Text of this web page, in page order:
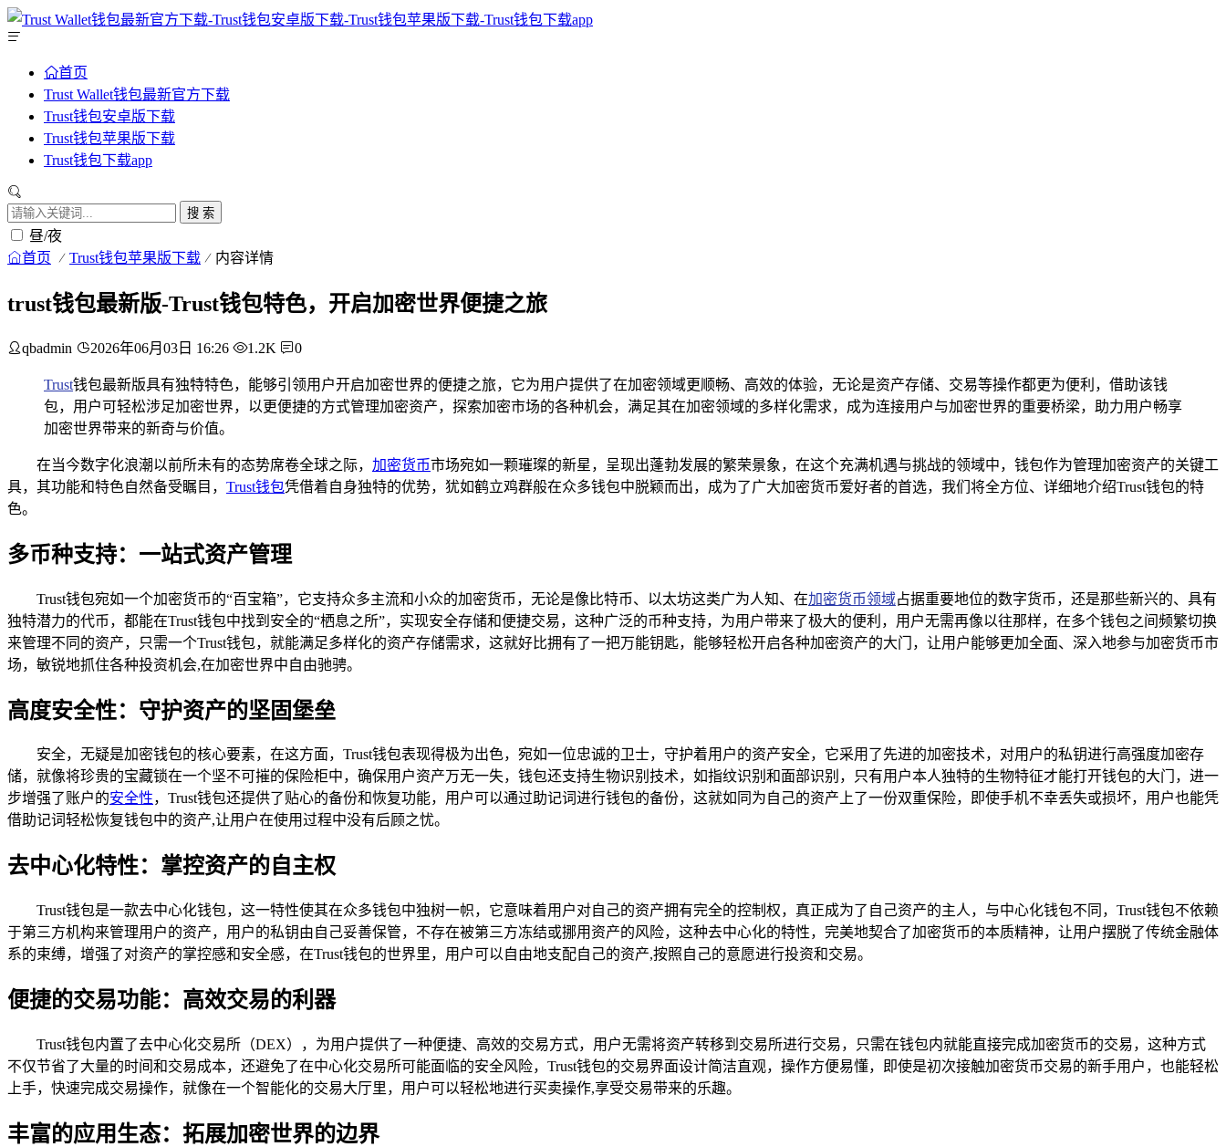
首页
Trust Wallet钱包最新官方下载
Trust钱包安卓版下载
Trust钱包苹果版下载
Trust钱包下载app
搜 索
昼/夜
首页 Trust钱包苹果版下载 内容详情
trust钱包最新版-Trust钱包特色，开启加密世界便捷之旅
qbadmin 2026年06月03日 16:26 1.2K 0
Trust钱包最新版具有独特特色，能够引领用户开启加密世界的便捷之旅，它为用户提供了在加密领域更顺畅、高效的体验，无论是资产存储、交易等操作都更为便利，借助该钱
包，用户可轻松涉足加密世界，以更便捷的方式管理加密资产，探索加密市场的各种机会，满足其在加密领域的多样化需求，成为连接用户与加密世界的重要桥梁，助力用户畅享
加密世界带来的新奇与价值。
在当今数字化浪潮以前所未有的态势席卷全球之际， 加密货币市场宛如一颗璀璨的新星，呈现出蓬勃发展的繁荣景象，在这个充满机遇与挑战的领域中，钱包作为管理加密资产的关键工
具，其功能和特色自然备受瞩目， Trust钱包凭借着自身独特的优势，犹如鹤立鸡群般在众多钱包中脱颖而出，成为了广大加密货币爱好者的首选，我们将全方位、详细地介绍Trust钱包的特
色。
多币种支持：一站式资产管理
Trust钱包宛如一个加密货币的“百宝箱”，它支持众多主流和小众的加密货币，无论是像比特币、以太坊这类广为人知、在加密货币领域占据重要地位的数字货币，还是那些新兴的、具有
独特潜力的代币，都能在Trust钱包中找到安全的“栖息之所”，实现安全存储和便捷交易，这种广泛的币种支持，为用户带来了极大的便利，用户无需再像以往那样，在多个钱包之间频繁切换
来管理不同的资产，只需一个Trust钱包，就能满足多样化的资产存储需求，这就好比拥有了一把万能钥匙，能够轻松开启各种加密资产的大门，让用户能够更加全面、深入地参与加密货币市
场，敏锐地抓住各种投资机会,在加密世界中自由驰骋。
高度安全性：守护资产的坚固堡垒
安全，无疑是加密钱包的核心要素，在这方面，Trust钱包表现得极为出色，宛如一位忠诚的卫士，守护着用户的资产安全，它采用了先进的加密技术，对用户的私钥进行高强度加密存
储，就像将珍贵的宝藏锁在一个坚不可摧的保险柜中，确保用户资产万无一失，钱包还支持生物识别技术，如指纹识别和面部识别，只有用户本人独特的生物特征才能打开钱包的大门，进一
步增强了账户的安全性，Trust钱包还提供了贴心的备份和恢复功能，用户可以通过助记词进行钱包的备份，这就如同为自己的资产上了一份双重保险，即使手机不幸丢失或损坏，用户也能凭
借助记词轻松恢复钱包中的资产,让用户在使用过程中没有后顾之忧。
去中心化特性：掌控资产的自主权
Trust钱包是一款去中心化钱包，这一特性使其在众多钱包中独树一帜，它意味着用户对自己的资产拥有完全的控制权，真正成为了自己资产的主人，与中心化钱包不同，Trust钱包不依赖
于第三方机构来管理用户的资产，用户的私钥由自己妥善保管，不存在被第三方冻结或挪用资产的风险，这种去中心化的特性，完美地契合了加密货币的本质精神，让用户摆脱了传统金融体
系的束缚，增强了对资产的掌控感和安全感，在Trust钱包的世界里，用户可以自由地支配自己的资产,按照自己的意愿进行投资和交易。
便捷的交易功能：高效交易的利器
Trust钱包内置了去中心化交易所（DEX），为用户提供了一种便捷、高效的交易方式，用户无需将资产转移到交易所进行交易，只需在钱包内就能直接完成加密货币的交易，这种方式
不仅节省了大量的时间和交易成本，还避免了在中心化交易所可能面临的安全风险，Trust钱包的交易界面设计简洁直观，操作方便易懂，即使是初次接触加密货币交易的新手用户，也能轻松
上手，快速完成交易操作，就像在一个智能化的交易大厅里，用户可以轻松地进行买卖操作,享受交易带来的乐趣。
丰富的应用生态：拓展加密世界的边界